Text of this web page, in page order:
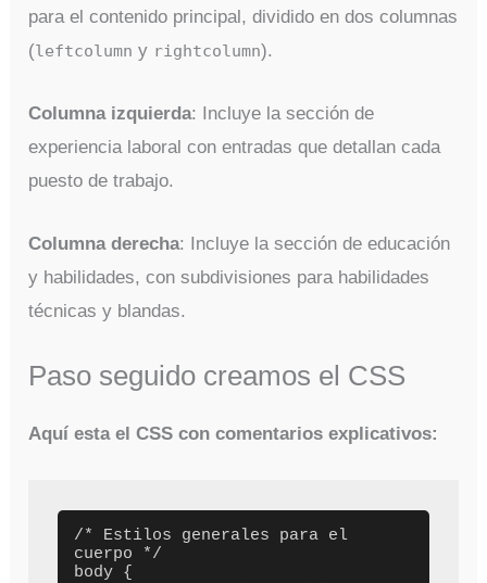
para el contenido principal, dividido en dos columnas
(leftcolumn y rightcolumn).
Columna izquierda: Incluye la sección de
experiencia laboral con entradas que detallan cada
puesto de trabajo.
Columna derecha: Incluye la sección de educación
y habilidades, con subdivisiones para habilidades
técnicas y blandas.
Paso seguido creamos el CSS
Aquí esta el CSS con comentarios explicativos:
/* Estilos generales para el
cuerpo */
body {